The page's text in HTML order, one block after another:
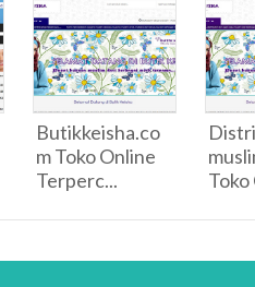
Butikkeisha.co
m Toko Online
Terperc...
Toko